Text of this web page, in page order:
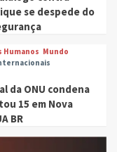
se despede do
Humanos Mundo
da ONU condena
15 em Nova
BR